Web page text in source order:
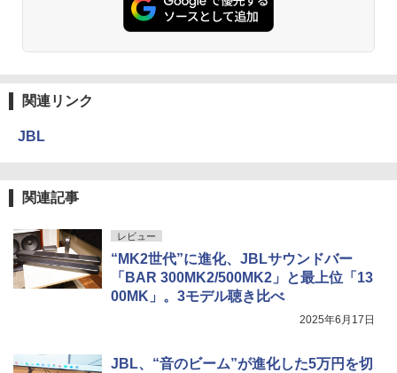
関連リンク
JBL
関連記事
レビュー
“MK2世代”に進化、JBLサウンドバー
「BAR 300MK2/500MK2」と最上位「13
00MK」。3モデル聴き比べ
2025年6月17日
JBL、“音のビーム”が進化した5万円を切